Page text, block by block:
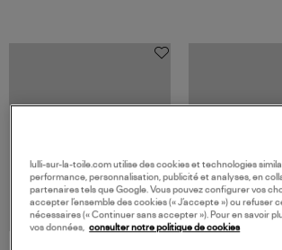
lulli-sur-la-toile.com utilise des cookies et technologies
performance, personnalisation, publicité et analyses, en
partenaires tels que Google. Vous pouvez configurer vos
accepter l’ensemble des cookies (« J’accepte ») ou refuser
nécessaires (« Continuer sans accepter »). Pour en savoir
vos données,
consulter notre politique de cookies